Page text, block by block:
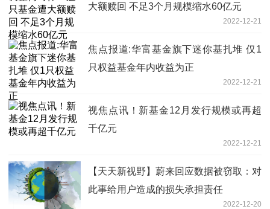
大额赎回 不足3个月规模缩水60亿元
2022-12-21
焦点报道:华富基金旗下迷你基扎堆 仅1
只权益基金年内收益为正
2022-12-21
视焦点讯！新基金12月发行规模或再超
千亿元
2022-12-21
【天天新视野】蔚来回应数据被窃取：对
此事给用户造成的损失承担责任
2022-12-20